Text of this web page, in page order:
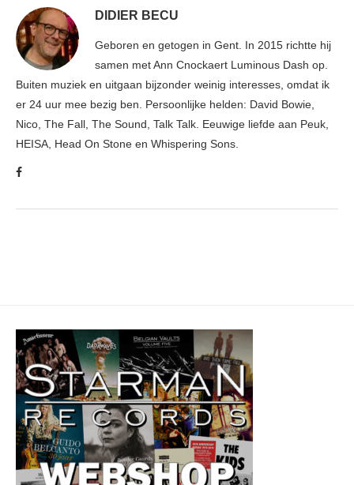
DIDIER BECU
Geboren en getogen in Gent. In 2015 richtte hij
samen met Ann Cnockaert Luminous Dash op.
Buiten muziek en uitgaan bijzonder weinig interesses, omdat ik
er 24 uur mee bezig ben. Persoonlijke helden: David Bowie,
Nico, The Fall, The Sound, Talk Talk. Eeuwige liefde aan Peuk,
HEISA, Head On Stone en Whispering Sons.